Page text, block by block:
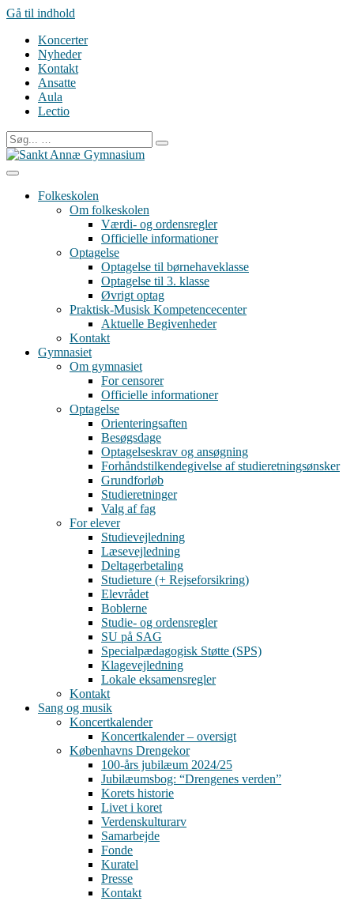
Gå til indhold
Koncerter
Nyheder
Kontakt
Ansatte
Aula
Lectio
Folkeskolen
Om folkeskolen
Værdi- og ordensregler
Officielle informationer
Optagelse
Optagelse til børnehaveklasse
Optagelse til 3. klasse
Øvrigt optag
Praktisk-Musisk Kompetencecenter
Aktuelle Begivenheder
Kontakt
Gymnasiet
Om gymnasiet
For censorer
Officielle informationer
Optagelse
Orienteringsaften
Besøgsdage
Optagelseskrav og ansøgning
Forhåndstilkendegivelse af studieretningsønsker
Grundforløb
Studieretninger
Valg af fag
For elever
Studievejledning
Læsevejledning
Deltagerbetaling
Studieture (+ Rejseforsikring)
Elevrådet
Boblerne
Studie- og ordensregler
SU på SAG
Specialpædagogisk Støtte (SPS)
Klagevejledning
Lokale eksamensregler
Kontakt
Sang og musik
Koncertkalender
Koncertkalender – oversigt
Københavns Drengekor
100-års jubilæum 2024/25
Jubilæumsbog: “Drengenes verden”
Korets historie
Livet i koret
Verdenskulturarv
Samarbejde
Fonde
Kuratel
Presse
Kontakt